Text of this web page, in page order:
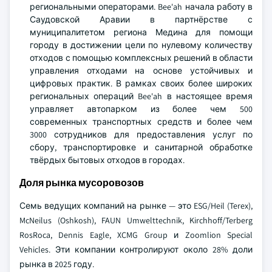
региональными операторами. Bee'ah начала работу в
Саудовской Аравии в партнёрстве с
муниципалитетом региона Медина для помощи
городу в достижении цели по нулевому количеству
отходов с помощью комплексных решений в области
управления отходами на основе устойчивых и
цифровых практик. В рамках своих более широких
региональных операций Bee'ah в настоящее время
управляет автопарком из более чем 500
современных транспортных средств и более чем
3000 сотрудников для предоставления услуг по
сбору, транспортировке и санитарной обработке
твёрдых бытовых отходов в городах.
Доля рынка мусоровозов
Семь ведущих компаний на рынке — это ESG/Heil (Terex),
McNeilus (Oshkosh), FAUN Umwelttechnik, Kirchhoff/Terberg
RosRoca, Dennis Eagle, XCMG Group и Zoomlion Special
Vehicles. Эти компании контролируют около 28% доли
рынка в 2025 году.